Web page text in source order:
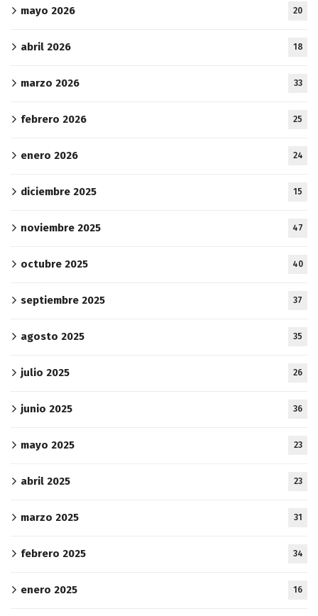
mayo 2026 20
abril 2026 18
marzo 2026 33
febrero 2026 25
enero 2026 24
diciembre 2025 15
noviembre 2025 47
octubre 2025 40
septiembre 2025 37
agosto 2025 35
julio 2025 26
junio 2025 36
mayo 2025 23
abril 2025 23
marzo 2025 31
febrero 2025 34
enero 2025 16